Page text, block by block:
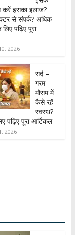
करें इसका इलाज?
से संपर्क? अधिक
पढ़िए पूरा
2026
सर्द –
गरम
मौसम में
कैसे रहें
स्वस्थ?
पढ़िए पूरा आर्टिकल
2026